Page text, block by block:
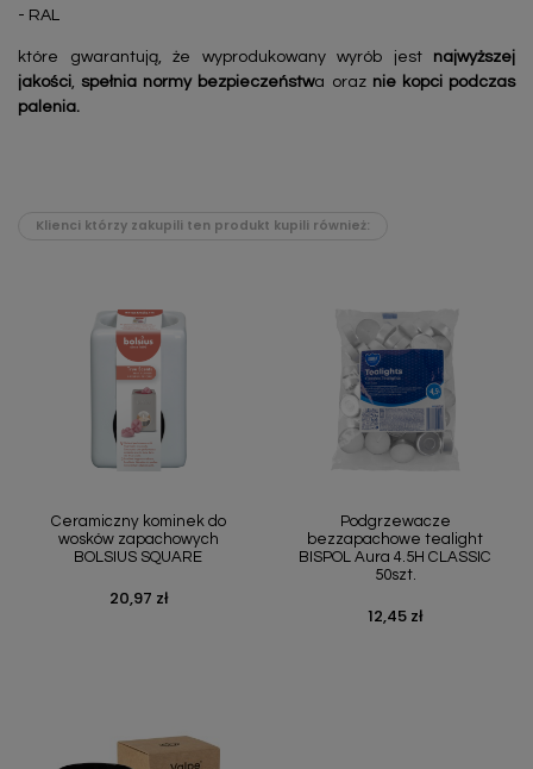
- RAL
które gwarantują, że wyprodukowany wyrób jest najwyższej
jakości ,spełnia normy bezpieczeństwa oraz nie kopci podczas
palenia.
Klienci którzy zakupili ten produkt kupili również:
Ceramiczny kominek do
wosków zapachowych
BOLSIUS SQUARE
Cena
20,97 zł
Podgrzewacze
bezzapachowe tealight
BISPOL Aura 4.5H CLASSIC
50szt.
Cena
12,45 zł